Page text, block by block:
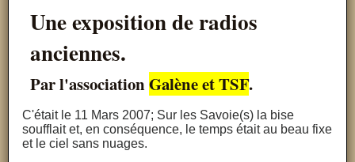
Une exposition de radios
anciennes.
Par l'associationGalène et TSF.
C'était le 11 Mars 2007; Sur les Savoie(s) la bise
soufflait et, en conséquence, le temps était au beau fixe
et le ciel sans nuages.